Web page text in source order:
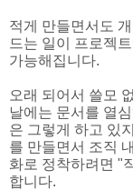
적게 만들면서도
드는 일이 프로젝
가능해집니다.
오래 되어서 쓸모
날에는 문서를 열
은 그렇게 하고 있
를 만들면서 조직
화로 정착하려면 "
합니다.